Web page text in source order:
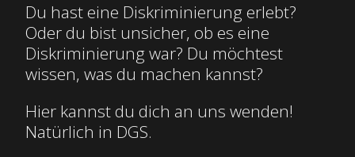
Du hast eine Diskriminierung erlebt?
Oder du bist unsicher, ob es eine
Diskriminierung war? Du möchtest
wissen, was du machen kannst?
Hier kannst du dich an uns wenden!
Natürlich in DGS.